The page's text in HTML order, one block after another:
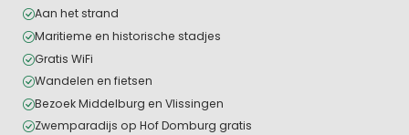
Aan het strand
Maritieme en historische stadjes
Gratis WiFi
Wandelen en fietsen
Bezoek Middelburg en Vlissingen
Zwemparadijs op Hof Domburg gratis